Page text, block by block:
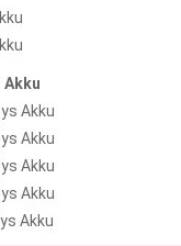
Akku
Akku
Akku
Akku
Akku
Akku